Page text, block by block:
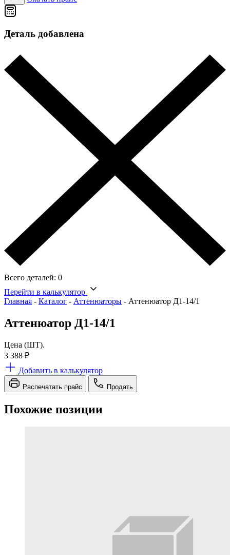
Деталь добавлена
Всего деталей: 0
Перейти в калькулятор
Главная - Каталог - Аттенюаторы - Аттенюатор Д1-14/1
Аттенюатор Д1-14/1
Цена (ШТ).
3 388 ₽
Добавить в калькулятор
Распечатать прайс Продать
Похожие позиции